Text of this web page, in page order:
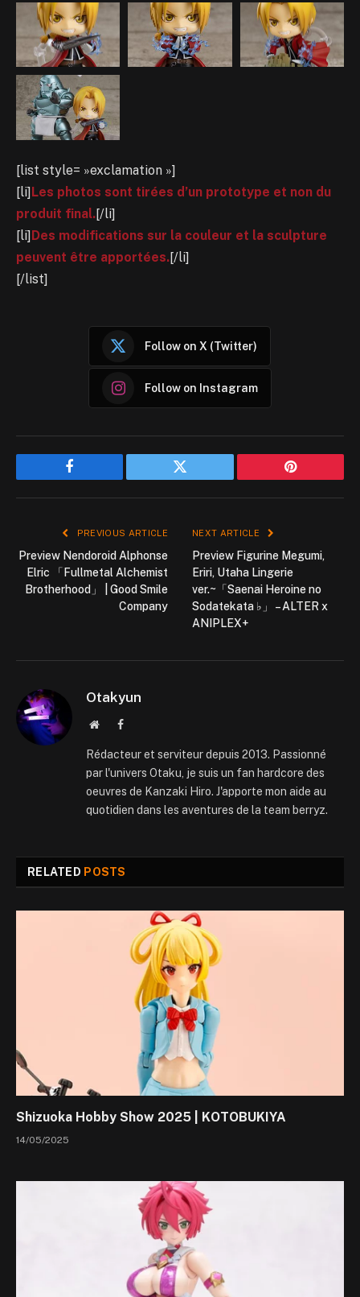
[list style= »exclamation »]
[li] Les photos sont tirées d’un prototype et non du
produit final.[/li]
[li] Des modifications sur la couleur et la sculpture
peuvent être apportées.[/li]
[/list]
Follow on X (Twitter)
Follow on Instagram
Facebook Twitter Pinterest
PREVIOUS ARTICLE
Preview Nendoroid Alphonse
Elric 「Fullmetal Alchemist
Brotherhood」 | Good Smile
Company
NEXT ARTICLE
Preview Figurine Megumi,
Eriri, Utaha Lingerie
ver.~「Saenai Heroine no
Sodatekata ♭」 – ALTER x
ANIPLEX+
Otakyun
WebsiteFacebook
Rédacteur et serviteur depuis 2013. Passionné
par l'univers Otaku, je suis un fan hardcore des
oeuvres de Kanzaki Hiro. J'apporte mon aide au
quotidien dans les aventures de la team berryz.
RELATED POSTS
Shizuoka Hobby Show 2025 | KOTOBUKIYA
14/05/2025